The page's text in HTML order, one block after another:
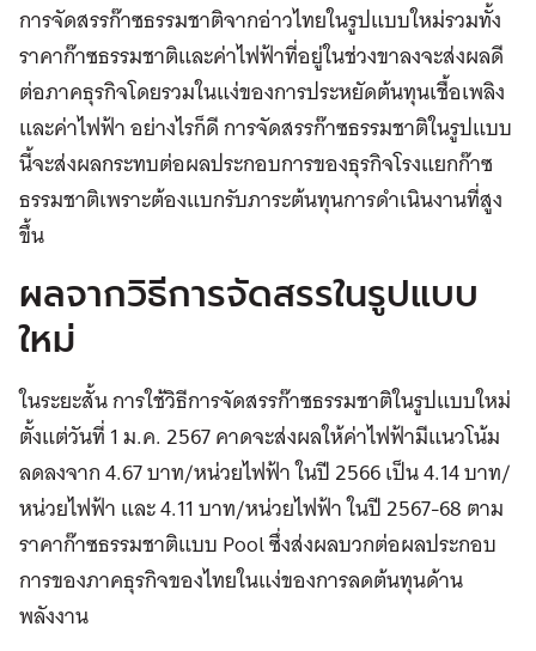
การจัดสรรก๊าซธรรมชาติจากอ่าวไทยในรูปแบบใหม่รวมทั้ง
ราคาก๊าซธรรมชาติและค่าไฟฟ้าที่อยู่ในช่วงขาลงจะส่งผลดี
ต่อภาคธุรกิจโดยรวมในแง่ของการประหยัดต้นทุนเชื้อเพลิง
และค่าไฟฟ้า อย่างไรก็ดี การจัดสรรก๊าซธรรมชาติในรูปแบบ
นี้จะส่งผลกระทบต่อผลประกอบการของธุรกิจโรงแยกก๊าซ
ธรรมชาติเพราะต้องแบกรับภาระต้นทุนการดำเนินงานที่สูง
ขึ้น
ผลจากวิธีการจัดสรรในรูปแบบ
ใหม่
ในระยะสั้น การใช้วิธีการจัดสรรก๊าซธรรมชาติในรูปแบบใหม่
ตั้งแต่วันที่ 1 ม.ค. 2567 คาดจะส่งผลให้ค่าไฟฟ้ามีแนวโน้ม
ลดลงจาก 4.67 บาท/หน่วยไฟฟ้า ในปี 2566 เป็น 4.14 บาท/
หน่วยไฟฟ้า และ 4.11 บาท/หน่วยไฟฟ้า ในปี 2567-68 ตาม
ราคาก๊าซธรรมชาติแบบ Pool ซึ่งส่งผลบวกต่อผลประกอบ
การของภาคธุรกิจของไทยในแง่ของการลดต้นทุนด้าน
พลังงาน